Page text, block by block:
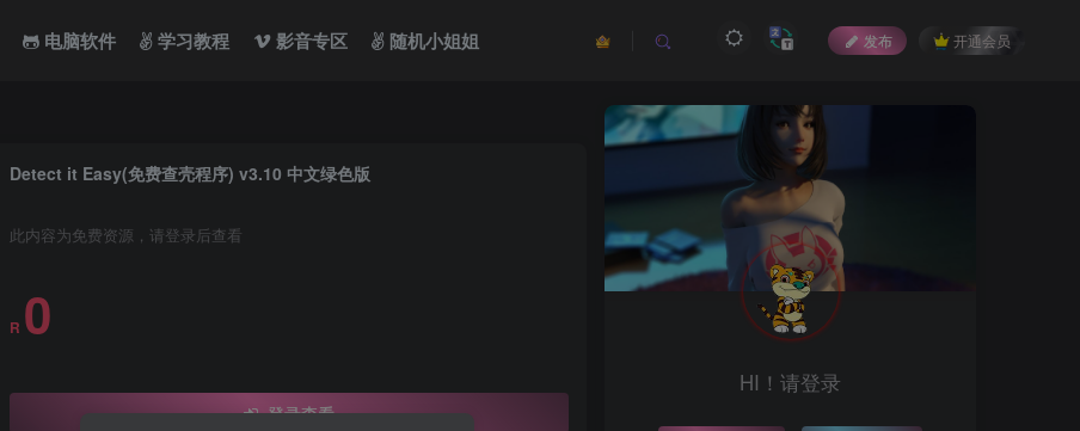
电脑软件 学习教程 影音专区 随机小姐姐 发布 开通会员
Detect it Easy(免费查壳程序) v3.10 中文绿色版
此内容为免费资源，请登录后查看
R 0
登录查看
HI！请登录